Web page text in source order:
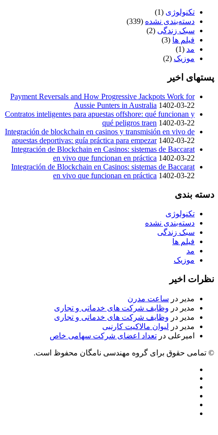
تکنولوژی (1)
دسته‌بندی نشده (339)
سبک زندگی (2)
فیلم ها (3)
مد (1)
موزیک (2)
پستهای اخیر
Payment Reversals and How Progressive Jackpots Work for
Aussie Punters in Australia 1402-03-22
Contratos inteligentes para apuestas offshore: qué funcionan y
qué peligros traen 1402-03-22
Integración de blockchain en casinos y transmisión en vivo de
apuestas deportivas: guía práctica para empezar 1402-03-22
Integración de Blockchain en Casinos: sistemas de Baccarat
en vivo que funcionan en práctica 1402-03-22
Integración de Blockchain en Casinos: sistemas de Baccarat
en vivo que funcionan en práctica 1402-03-22
دسته بندی
تکنولوژی
دسته‌بندی نشده
سبک زندگی
فیلم ها
مد
موزیک
نظرات اخیر
مدیر در ساعت مدرن
مدیر در وظایف شرکت های خدماتی و تجاری
مدیر در وظایف شرکت های خدماتی و تجاری
مدیر در لیوان مالاکیت کارنبی
امیرعلی در تعداد اعضای شرکت سهامی خاص
© تمامی حقوق برای گروه مهندسی نامگان محفوظ است.